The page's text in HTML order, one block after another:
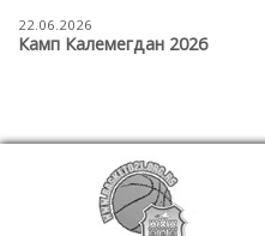
22.06.2026
Камп Калемегдан 2026